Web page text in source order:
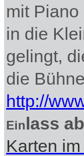
mit
in die
gelingt,
die
http://
Ein lass
Karten